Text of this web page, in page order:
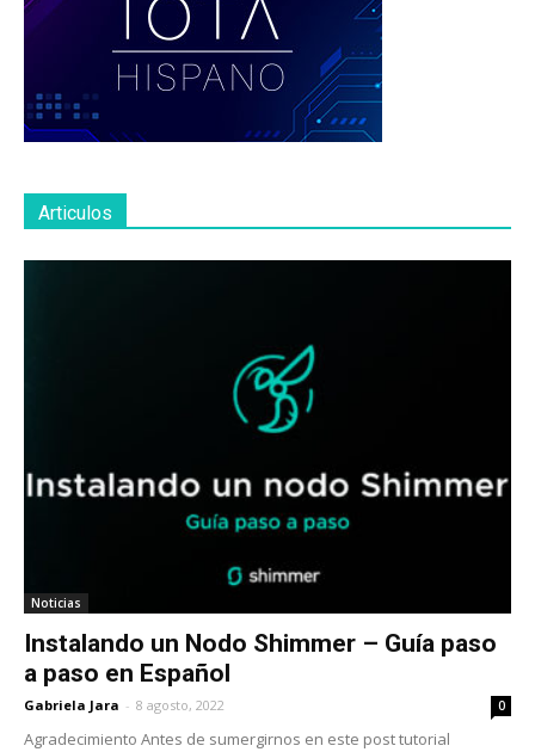
Articulos
Noticias
Instalando un Nodo Shimmer – Guía paso
a paso en Español
Gabriela Jara - 8 agosto, 2022 0
Agradecimiento Antes de sumergirnos en este post tutorial